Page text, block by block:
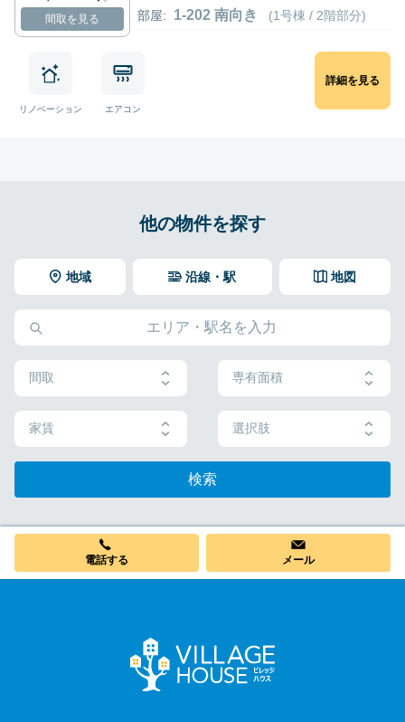
間取を見る 部屋: 1-202 南向き (1号棟 / 2階部分)
リノベーション エアコン
詳細を見る
他の物件を探す
地域 地図
沿線・駅
間取 専有面積
家賃 選択肢
検索
電話する メール